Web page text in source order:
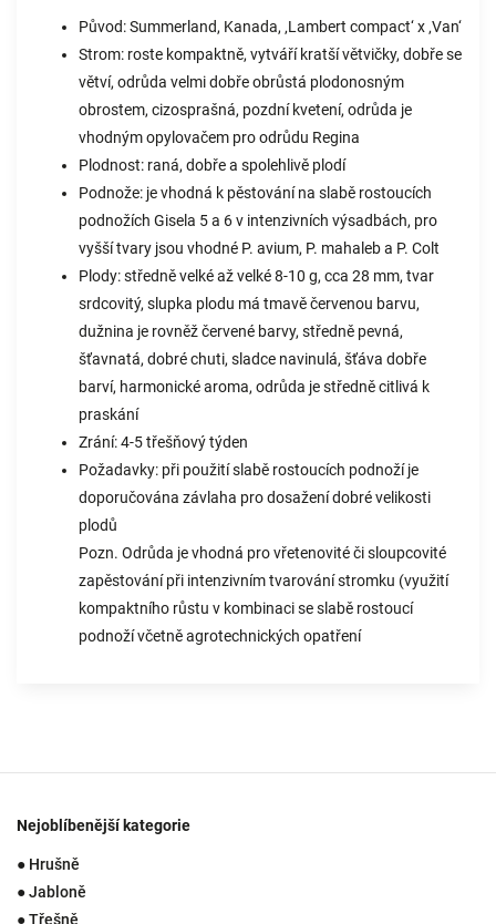
Původ: Summerland, Kanada, ‚Lambert compact‘ x ‚Van‘
Strom: roste kompaktně, vytváří kratší větvičky, dobře se
větví, odrůda velmi dobře obrůstá plodonosným
obrostem, cizosprašná, pozdní kvetení, odrůda je
vhodným opylovačem pro odrůdu Regina
Plodnost: raná, dobře a spolehlivě plodí
Podnože: je vhodná k pěstování na slabě rostoucích
podnožích Gisela 5 a 6 v intenzivních výsadbách, pro
vyšší tvary jsou vhodné P. avium, P. mahaleb a P. Colt
Plody: středně velké až velké 8-10 g, cca 28 mm, tvar
srdcovitý, slupka plodu má tmavě červenou barvu,
dužnina je rovněž červené barvy, středně pevná,
šťavnatá, dobré chuti, sladce navinulá, šťáva dobře
barví, harmonické aroma, odrůda je středně citlivá k
praskání
Zrání: 4-5 třešňový týden
Požadavky: při použití slabě rostoucích podnoží je
doporučována závlaha pro dosažení dobré velikosti
plodů
Pozn. Odrůda je vhodná pro vřetenovité či sloupcovité
zapěstování při intenzivním tvarování stromku (využití
kompaktního růstu v kombinaci se slabě rostoucí
podnoží včetně agrotechnických opatření
Nejoblíbenější kategorie
● Hrušně
● Jabloně
● Třešně